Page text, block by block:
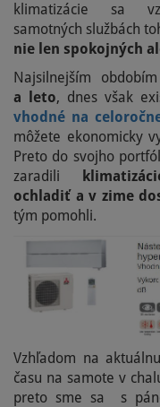
klimatizácie sa
samotných službách
nie len spokojných
Najsilnejším
a leto, dnes však
vhodné na
môžete ekonomicky
Preto do svojho
zaradili
ochladiť a v zime
tým pomohli.
Vzhľadom na
času na samote v
preto sme sa s